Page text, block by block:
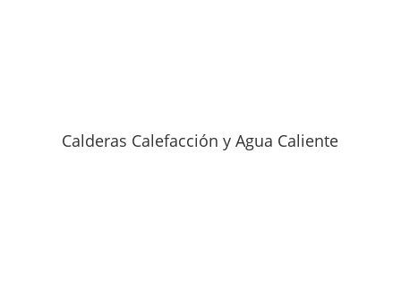
Calderas Calefacción y Agua Caliente